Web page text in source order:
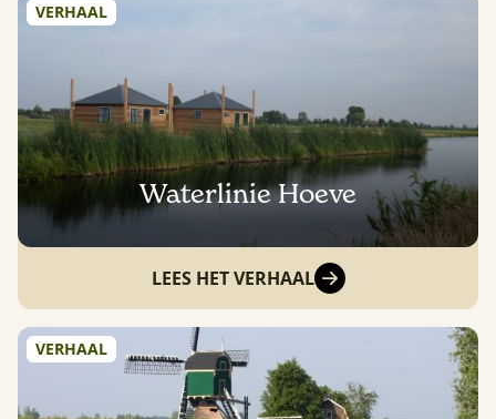
VERHAAL
Waterlinie Hoeve
LEES HET VERHAAL
VERHAAL